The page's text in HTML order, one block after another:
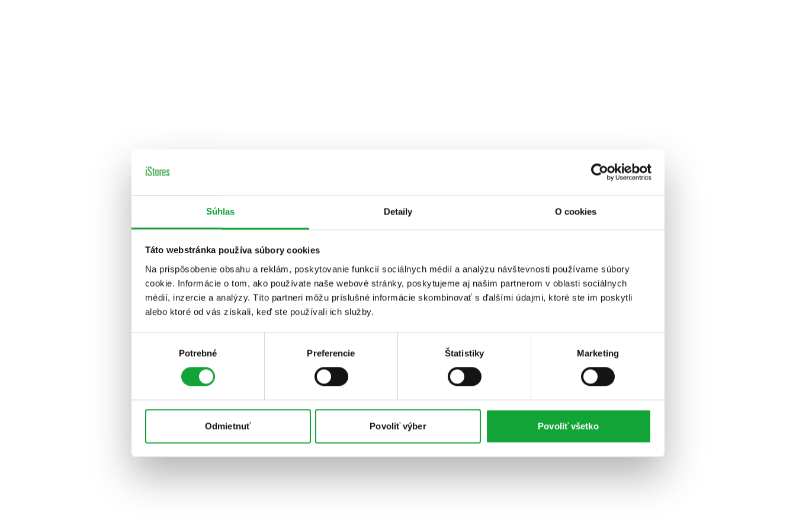
Súhlas Detaily O cookies
Táto webstránka používa súbory cookies
Na prispôsobenie obsahu a reklám, poskytovanie funkcií sociálnych médií a analýzu návštevnosti používame súbory
cookie. Informácie o tom, ako používate naše webové stránky, poskytujeme aj našim partnerom v oblasti sociálnych
médií, inzercie a analýzy. Títo partneri môžu príslušné informácie skombinovať s ďalšími údajmi, ktoré ste im poskytli
alebo ktoré od vás získali, keď ste používali ich služby.
Potrebné Preferencie Štatistiky Marketing
Odmietnuť Povoliť výber Povoliť všetko